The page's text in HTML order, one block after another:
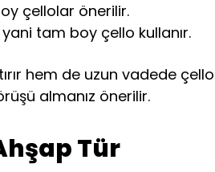
çellolar önerilir.
tam boy çello kullanır.
hem de uzun vadede
almanız önerilir.
Tür